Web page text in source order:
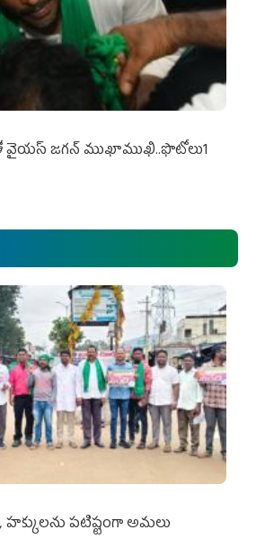
వైయ‌స్ జ‌గ‌న్ ముఖాముఖి..ఫొటోలు1
హక్కులను పటిష్టంగా అమలు